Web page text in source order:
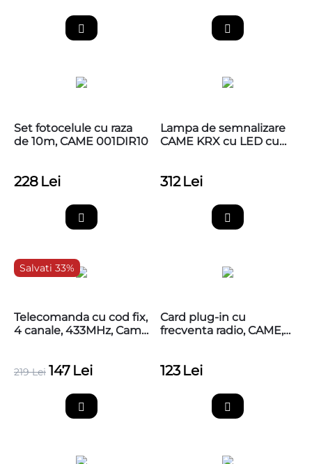
Set fotocelule cu raza
de 10m, CAME 001DIR10
228 Lei
Lampa de semnalizare
CAME KRX cu LED cu
312 Lei
Salvati 33%
Telecomanda cu cod fix,
4 canale, 433MHz, Came
219 Lei 147 Lei
Card plug-in cu
frecventa radio, CAME,
123 Lei